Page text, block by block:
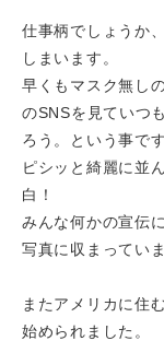
仕事柄でしょうか
しまいます。
早くもマスク無し
のSNSを見ていつ
ろう。という事です
ピシッと綺麗に並
白！
みんな何かの宣伝
写真に収まっていま
またアメリカに住
始められました。